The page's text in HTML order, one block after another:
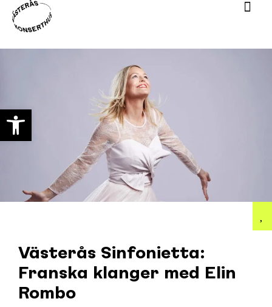
Västerås Sinfonietta:
Franska klanger med Elin
Rombo
Open toolbar